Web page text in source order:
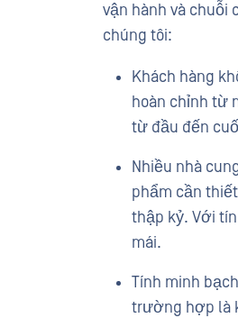
vận hành và
chúng tôi:
Khách hàng
hoàn chỉnh từ
từ đầu đến
Nhiều nhà
phẩm cần
thập kỷ. Với
mái.
Tính minh
trường hợp là